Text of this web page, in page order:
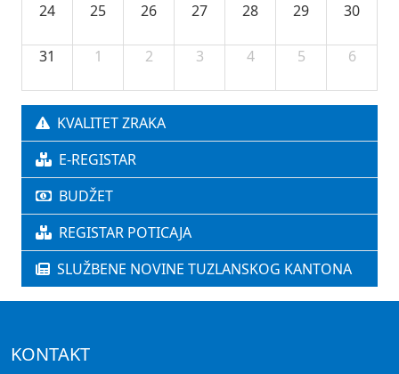
24 25 26 27 28 29 30
31 1 2 3 4 5 6
KVALITET ZRAKA
E-REGISTAR
BUDŽET
REGISTAR POTICAJA
SLUŽBENE NOVINE TUZLANSKOG KANTONA
KONTAKT